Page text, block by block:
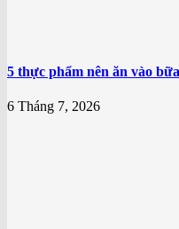
5 thực phẩm nên ăn vào
6 Tháng 7, 2026